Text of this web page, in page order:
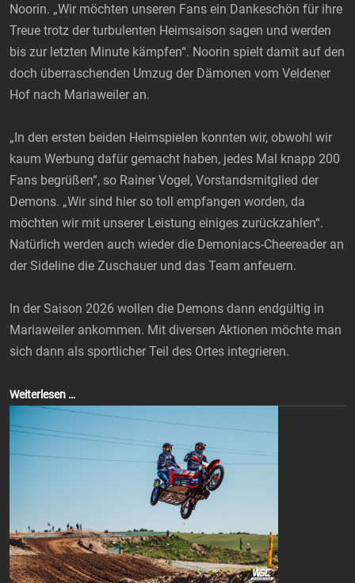
Noorin. „Wir möchten unseren Fans ein Dankeschön für ihre
Treue trotz der turbulenten Heimsaison sagen und werden
bis zur letzten Minute kämpfen“. Noorin spielt damit auf den
doch überraschenden Umzug der Dämonen vom Veldener
Hof nach Mariaweiler an.
„In den ersten beiden Heimspielen konnten wir, obwohl wir
kaum Werbung dafür gemacht haben, jedes Mal knapp 200
Fans begrüßen“, so Rainer Vogel, Vorstandsmitglied der
Demons. „Wir sind hier so toll empfangen worden, da
möchten wir mit unserer Leistung einiges zurückzahlen“.
Natürlich werden auch wieder die Demoniacs-Cheereader an
der Sideline die Zuschauer und das Team anfeuern.
In der Saison 2026 wollen die Demons dann endgültig in
Mariaweiler ankommen. Mit diversen Aktionen möchte man
sich dann als sportlicher Teil des Ortes integrieren.
Weiterlesen …